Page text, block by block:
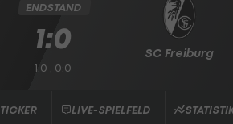
SC Freiburg
ENDSTAND
1:0
1:0 , 0:0
TICKER LIVE-SPIELFELD